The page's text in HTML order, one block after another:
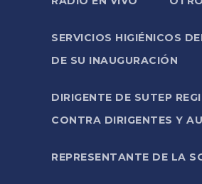
SERVICIOS HIGIÉNICOS
DE SU INAUGURACIÓN
DIRIGENTE DE SUTEP
CONTRA DIRIGENTES Y
REPRESENTANTE DE LA